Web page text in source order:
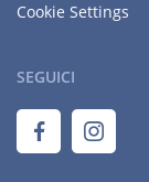
Cookie Settings
SEGUICI